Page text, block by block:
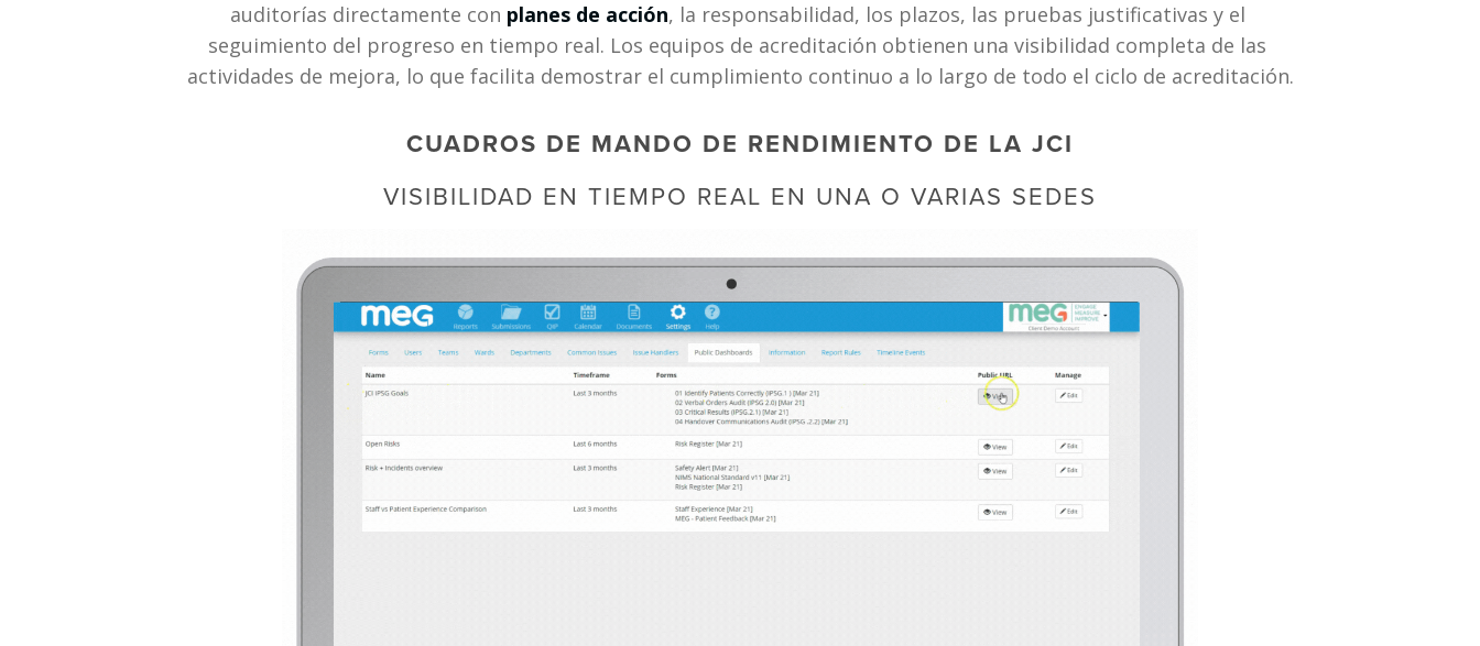
auditorías directamente con planes de acción, la responsabilidad, los plazos, las pruebas justificativas y el
seguimiento del progreso en tiempo real. Los equipos de acreditación obtienen una visibilidad completa de las
actividades de mejora, lo que facilita demostrar el cumplimiento continuo a lo largo de todo el ciclo de acreditación.
CUADROS DE MANDO DE RENDIMIENTO DE LA JCI
VISIBILIDAD EN TIEMPO REAL EN UNA O VARIAS SEDES